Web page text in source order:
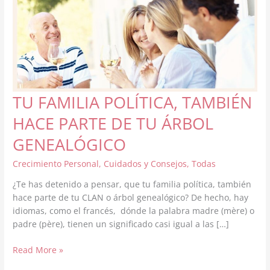
TU FAMILIA POLÍTICA, TAMBIÉN
HACE PARTE DE TU ÁRBOL
GENEALÓGICO
Crecimiento Personal, Cuidados y Consejos,Todas
¿Te has detenido a pensar, que tu familia política, también
hace parte de tu CLAN o árbol genealógico? De hecho, hay
idiomas, como el francés, dónde la palabra madre (mère) o
padre (père), tienen un significado casi igual a las […]
TU
Read More »